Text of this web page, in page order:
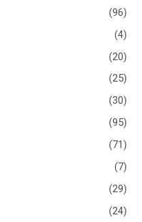
(96)
(4)
(20)
(25)
(30)
(95)
(71)
(7)
(29)
(24)